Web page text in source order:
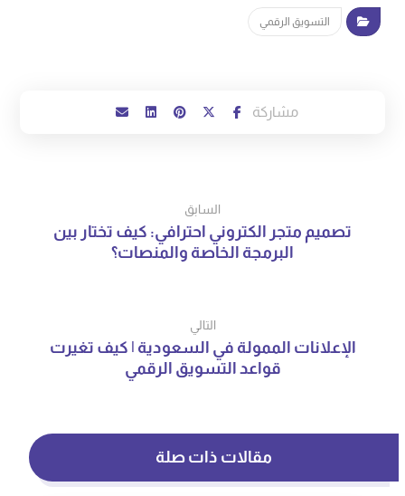
التسويق الرقمي
السابق
تصميم متجر الكتروني احترافي: كيف تختار بين
البرمجة الخاصة والمنصات؟
التالي
الإعلانات الممولة في السعودية | كيف تغيرت
قواعد التسويق الرقمي
مقالات ذات صلة